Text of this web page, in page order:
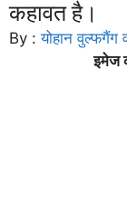
कहावत है।
By :योहान वुल्फगैंग
इमेज